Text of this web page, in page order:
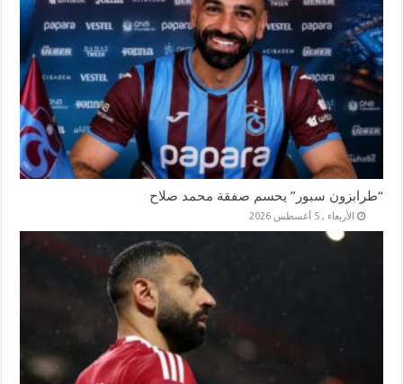
“طرابزون سبور” يحسم صفقة محمد صلاح
الأربعاء , 5 أغسطس 2026